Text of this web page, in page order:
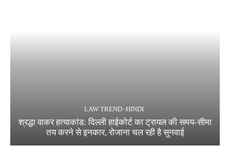
LAW TREND -HINDI
श्रद्धा वाकर हत्याकांड: दिल्ली हाईकोर्ट का ट्रायल की समय-सीमा
तय करने से इनकार, रोजाना चल रही है सुनवाई